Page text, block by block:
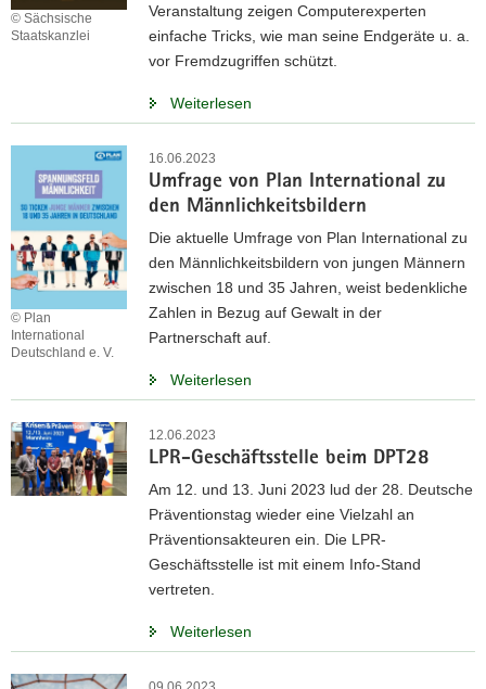
© Sächsische
Staatskanzlei
Veranstaltung zeigen Computerexperten
einfache Tricks, wie man seine Endgeräte u. a.
vor Fremdzugriffen schützt.
Weiterlesen
16.06.2023
Umfrage von Plan International zu
den Männlichkeitsbildern
© Plan
International
Deutschland e. V.
Die aktuelle Umfrage von Plan International zu
den Männlichkeitsbildern von jungen Männern
zwischen 18 und 35 Jahren, weist bedenkliche
Zahlen in Bezug auf Gewalt in der
Partnerschaft auf.
Weiterlesen
12.06.2023
LPR-Geschäftsstelle beim DPT28
Am 12. und 13. Juni 2023 lud der 28. Deutsche
Präventionstag wieder eine Vielzahl an
Präventionsakteuren ein. Die LPR-
Geschäftsstelle ist mit einem Info-Stand
vertreten.
Weiterlesen